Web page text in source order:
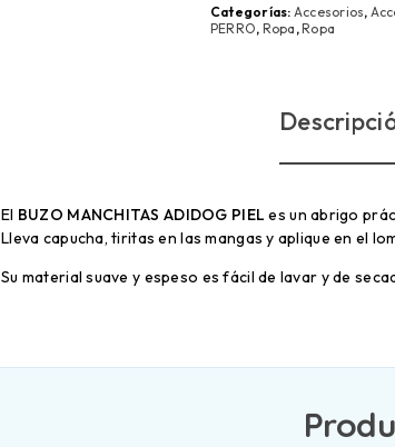
Categorías: Accesorios,
PERRO, Ropa ,Ropa
El BUZO MANCHITAS ADIDOG PIELes un abrigo
Lleva capucha, tiritas en las mangas y aplique en el
Su material suave y espeso es fácil de lavar y de